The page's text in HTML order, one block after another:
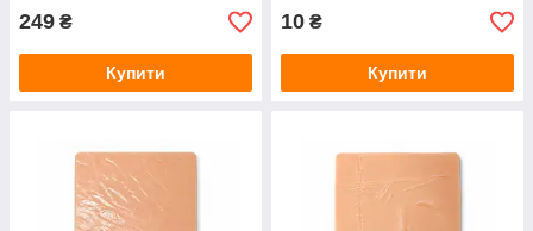
249 ₴
Купити
10 ₴
Купити